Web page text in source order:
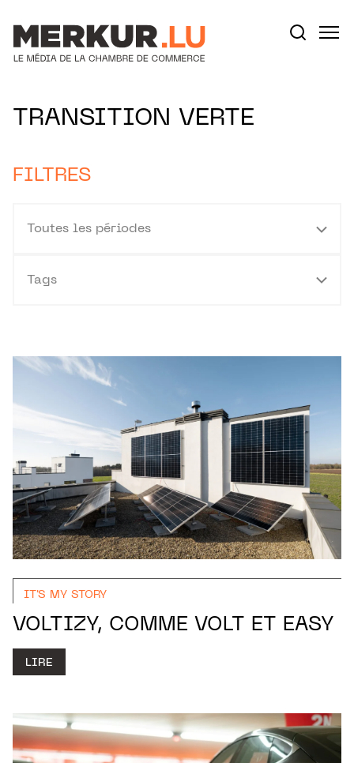
TRANSITION VERTE
FILTRES
Toutes les périodes
Tags
IT'S MY STORY
VOLTIZY, COMME VOLT ET EASY
LIRE